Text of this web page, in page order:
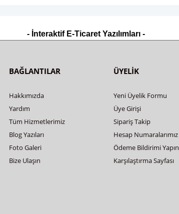
- İnteraktif E-Ticaret Yazılımları -
BAĞLANTILAR
Hakkımızda
Yardım
Tüm Hizmetlerimiz
Blog Yazıları
Foto Galeri
Bize Ulaşın
ÜYELİK
Yeni Üyelik Formu
Üye Girişi
Sipariş Takip
Hesap Numaralarımız
Ödeme Bildirimi Yapın
Karşılaştırma Sayfası